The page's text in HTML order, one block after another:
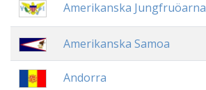
Amerikanska Jungfruöarna
Amerikanska Samoa
Andorra